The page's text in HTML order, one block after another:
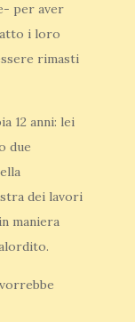
per aver
i loro
rimasti
12 anni: lei
due
dei lavori
maniera